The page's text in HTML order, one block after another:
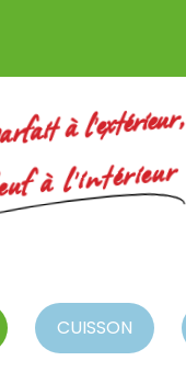
à l'extérieur,
à l'intérieur
CUISSON